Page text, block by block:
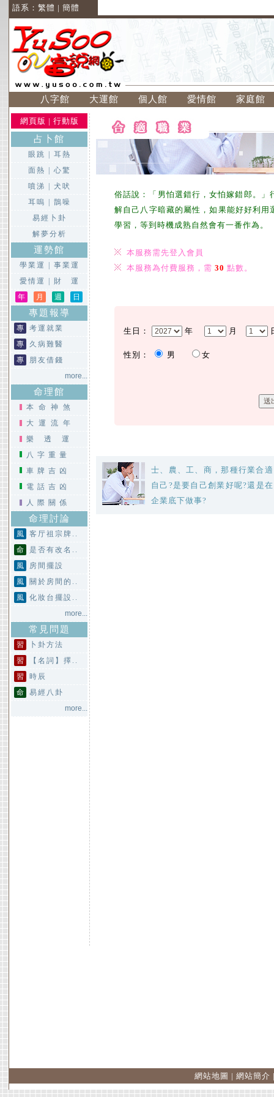
語系： 繁體 | 簡體
八字館 大運館 個人館 愛情館 家庭館
網頁版 | 行動版
占卜館
眼跳
耳熱
面熱
心驚
噴涕
犬吠
耳嗚
鵲噪
易經卜卦
解夢分析
運勢館
學業運
事業運
愛情運
財 運
年
月 週 日
專題報導
專
考運就業
專
久病難醫
專
朋友借錢
more...
命理館
本命神煞
大運流年
樂透運
八字重量
車牌吉凶
電話吉凶
人際關係
命理討論
風
客厅祖宗牌..
命
是否有改名..
風
房間擺設
風
關於房間的..
風
化妝台擺設..
more...
常見問題
習
卜卦方法
習
【名詞】擇..
習
時辰
命
易經八卦
more...
俗話說：「男怕選錯行，女怕嫁錯郎。
解自己八字暗藏的屬性，如果能好好利
學習，等到時機成熟自然會有一番作為。
本服務需先登入會員
本服務為付費服務，需 30 點數。
生日： 年 月
性別： 男 女
士、農、工、商，那種行業合適
自己?是要自己創業好呢?還是在
企業底下做事?
網站地圖 | 網站簡介